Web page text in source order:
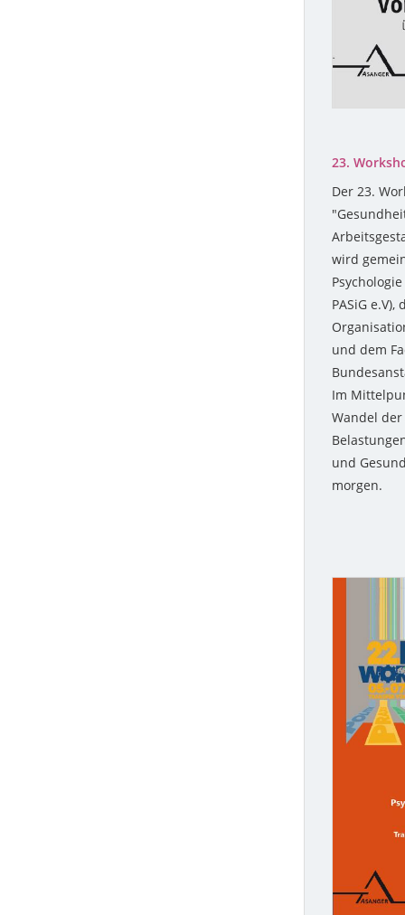
23.
Der 23.
wird
PASiG
und dem
Im
Wandel
und
morgen.